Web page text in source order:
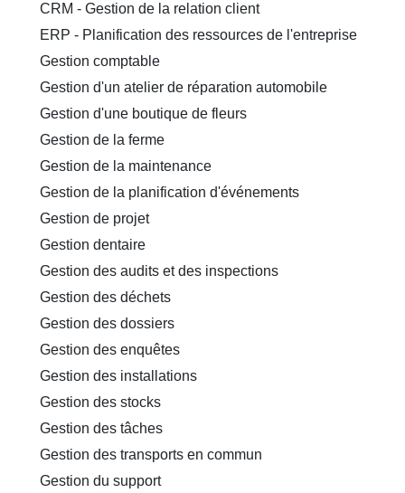
CRM - Gestion de la relation client
ERP - Planification des ressources de l'entreprise
Gestion comptable
Gestion d'un atelier de réparation automobile
Gestion d'une boutique de fleurs
Gestion de la ferme
Gestion de la maintenance
Gestion de la planification d'événements
Gestion de projet
Gestion dentaire
Gestion des audits et des inspections
Gestion des déchets
Gestion des dossiers
Gestion des enquêtes
Gestion des installations
Gestion des stocks
Gestion des tâches
Gestion des transports en commun
Gestion du support